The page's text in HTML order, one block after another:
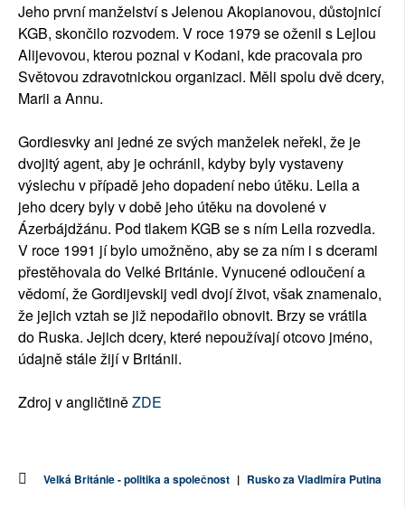
Jeho první manželství s Jelenou Akopianovou, důstojnicí
KGB, skončilo rozvodem. V roce 1979 se oženil s Lejlou
Alijevovou, kterou poznal v Kodani, kde pracovala pro
Světovou zdravotnickou organizaci. Měli spolu dvě dcery,
Marii a Annu.
Gordiesvky ani jedné ze svých manželek neřekl, že je
dvojitý agent, aby je ochránil, kdyby byly vystaveny
výslechu v případě jeho dopadení nebo útěku. Leila a
jeho dcery byly v době jeho útěku na dovolené v
Ázerbájdžánu. Pod tlakem KGB se s ním Leila rozvedla.
V roce 1991 jí bylo umožněno, aby se za ním i s dcerami
přestěhovala do Velké Británie. Vynucené odloučení a
vědomí, že Gordijevskij vedl dvojí život, však znamenalo,
že jejich vztah se již nepodařilo obnovit. Brzy se vrátila
do Ruska. Jejich dcery, které nepoužívají otcovo jméno,
údajně stále žijí v Británii.
Zdroj v angličtiněZDE
Velká Británie - politika a společnost | Rusko za Vladimíra Putina